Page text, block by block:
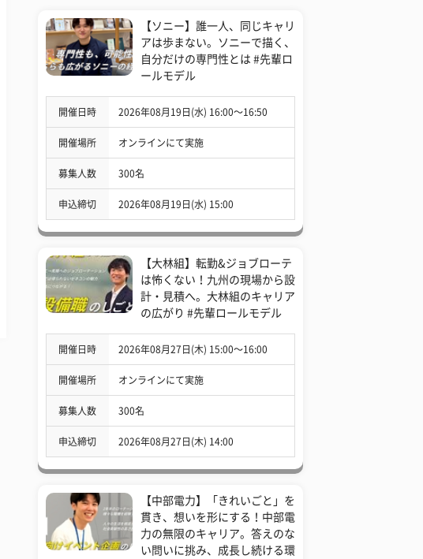
【ソニー】誰一人、同じキャリ
アは歩まない。ソニーで描く、
自分だけの専門性とは #先輩ロ
ールモデル
開催日時 2026年08月19日(水) 16:00〜16:50
開催場所 オンラインにて実施
募集人数 300名
申込締切 2026年08月19日(水) 15:00
【大林組】転勤&ジョブローテ
は怖くない！九州の現場から設
計・見積へ。大林組のキャリア
の広がり #先輩ロールモデル
開催日時 2026年08月27日(木) 15:00〜16:00
開催場所 オンラインにて実施
募集人数 300名
申込締切 2026年08月27日(木) 14:00
【中部電力】「きれいごと」を
貫き、想いを形にする！中部電
力の無限のキャリア。答えのな
い問いに挑み、成長し続ける環